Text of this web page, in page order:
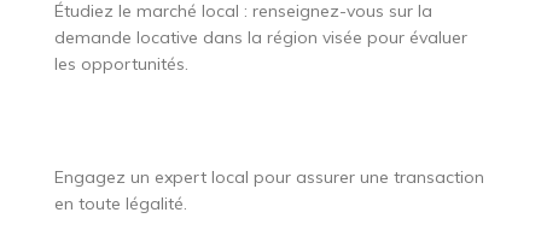
Étudiez le marché local : renseignez-vous sur la
demande locative dans la région visée pour évaluer
les opportunités.
Engagez un expert local pour assurer une transaction
en toute légalité.